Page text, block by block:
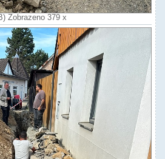
Zobrazeno 379 x